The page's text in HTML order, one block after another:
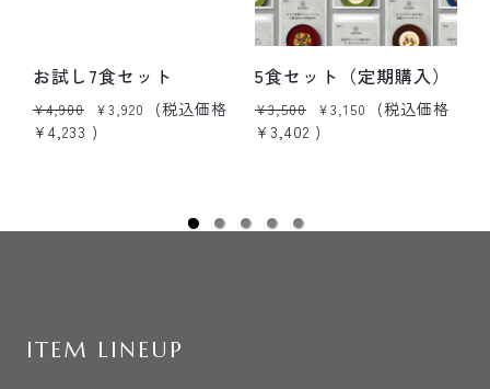
お試し7食セット
¥4,900 ¥3,920
(税込価格
¥4,233 )
5食セット（定期購入）
¥3,500 ¥3,150
(税込価格
¥3,402 )
ITEM LINEUP